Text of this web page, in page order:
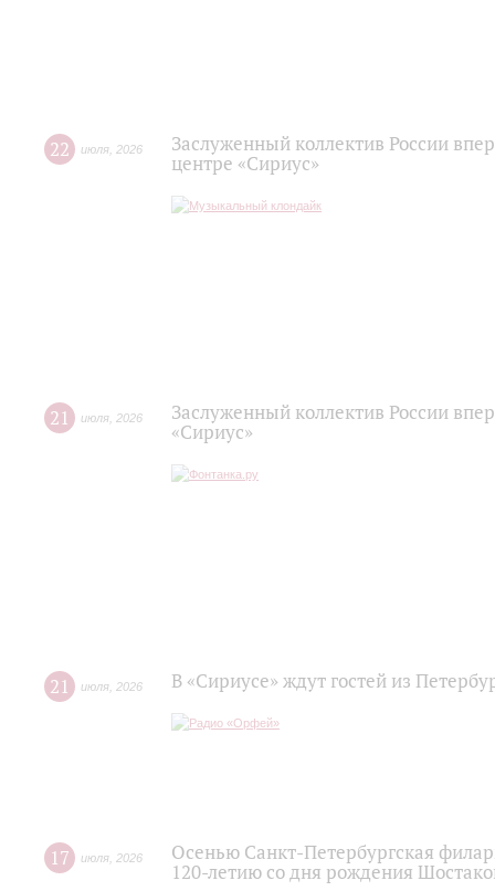
22 июля 2026
Заслуженный коллектив России
центре «Сириус»
21 июля 2026
Заслуженный коллектив России
«Сириус»
21 июля 2026 В «Сириусе» ждут гостей из
17 июля 2026
Осенью Санкт-Петербургская
120‑летию со дня рождения